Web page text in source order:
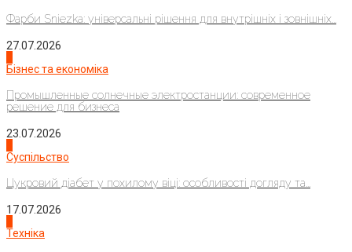
Фарби Sniezka: універсальні рішення для внутрішніх і зовнішніх...
27.07.2026
Бізнес та економіка
Промышленные солнечные электростанции: современное
решение для бизнеса
23.07.2026
Суспільство
Цукровий діабет у похилому віці: особливості догляду та...
17.07.2026
Техніка